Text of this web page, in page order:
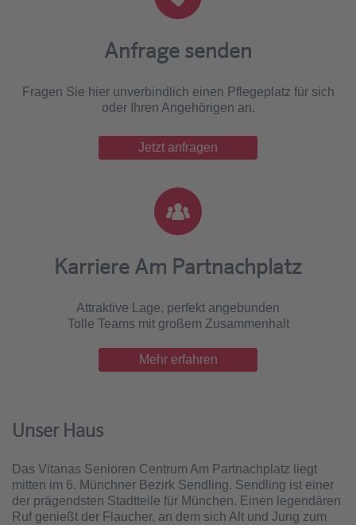
Anfrage senden
Fragen Sie hier unverbindlich einen Pflegeplatz für sich
oder Ihren Angehörigen an.
Jetzt anfragen
Karriere Am Partnachplatz
Attraktive Lage, perfekt angebunden
Tolle Teams mit großem Zusammenhalt
Mehr erfahren
Unser Haus
Das Vitanas Senioren Centrum Am Partnachplatz liegt
mitten im 6. Münchner Bezirk Sendling. Sendling ist einer
der prägendsten Stadtteile für München. Einen legendären
Ruf genießt der Flaucher, an dem sich Alt und Jung zum